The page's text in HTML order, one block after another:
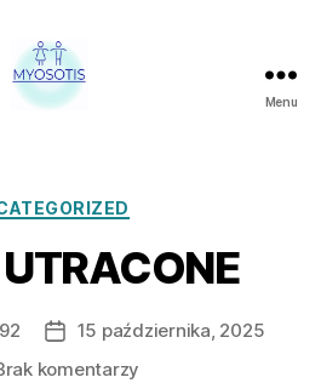
CZŁOWIEKA
POLSCE
MYOSOTIS
Menu
Kategorie
Data
wpisu
15 października, 2025
komentarzy